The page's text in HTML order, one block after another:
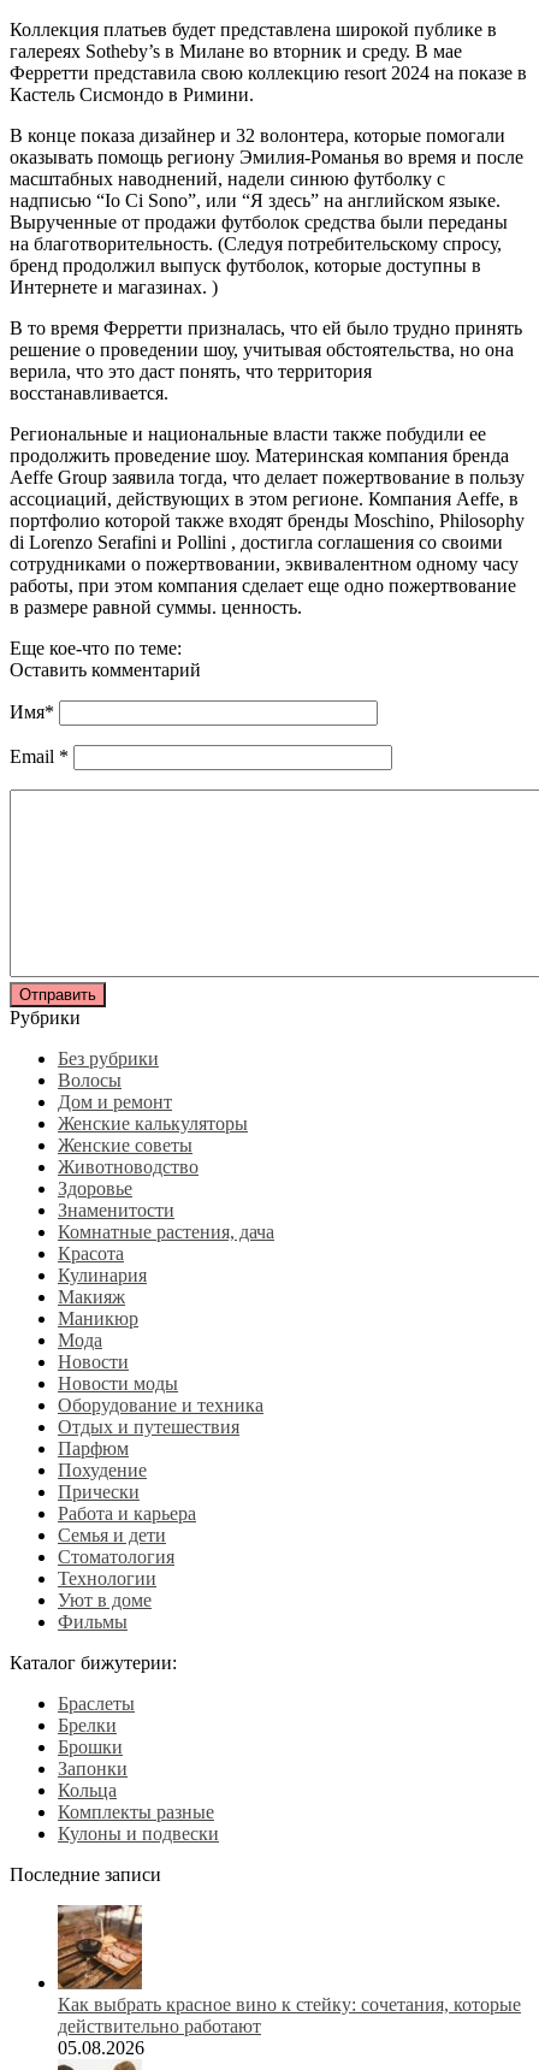
Коллекция платьев будет представлена широкой публике в
галереях Sotheby’s в Милане во вторник и среду. В мае
Ферретти представила свою коллекцию resort 2024 на показе в
Кастель Сисмондо в Римини.
В конце показа дизайнер и 32 волонтера, которые помогали
оказывать помощь региону Эмилия-Романья во время и после
масштабных наводнений, надели синюю футболку с
надписью “Io Ci Sono”, или “Я здесь” на английском языке.
Вырученные от продажи футболок средства были переданы
на благотворительность. (Следуя потребительскому спросу,
бренд продолжил выпуск футболок, которые доступны в
Интернете и магазинах. )
В то время Ферретти призналась, что ей было трудно принять
решение о проведении шоу, учитывая обстоятельства, но она
верила, что это даст понять, что территория
восстанавливается.
Региональные и национальные власти также побудили ее
продолжить проведение шоу. Материнская компания бренда
Aeffe Group заявила тогда, что делает пожертвование в пользу
ассоциаций, действующих в этом регионе. Компания Aeffe, в
портфолио которой также входят бренды Moschino, Philosophy
di Lorenzo Serafini и Pollini , достигла соглашения со своими
сотрудниками о пожертвовании, эквивалентном одному часу
работы, при этом компания сделает еще одно пожертвование
в размере равной суммы. ценность.
Еще кое-что по теме:
Оставить комментарий
Имя*
Email *
Рубрики
Без рубрики
Волосы
Дом и ремонт
Женские калькуляторы
Женские советы
Животноводство
Здоровье
Знаменитости
Комнатные растения, дача
Красота
Кулинария
Макияж
Маникюр
Мода
Новости
Новости моды
Оборудование и техника
Отдых и путешествия
Парфюм
Похудение
Прически
Работа и карьера
Семья и дети
Стоматология
Технологии
Уют в доме
Фильмы
Каталог бижутерии:
Браслеты
Брелки
Брошки
Запонки
Кольца
Комплекты разные
Кулоны и подвески
Последние записи
Как выбрать красное вино к стейку: сочетания, которые
действительно работают
05.08.2026